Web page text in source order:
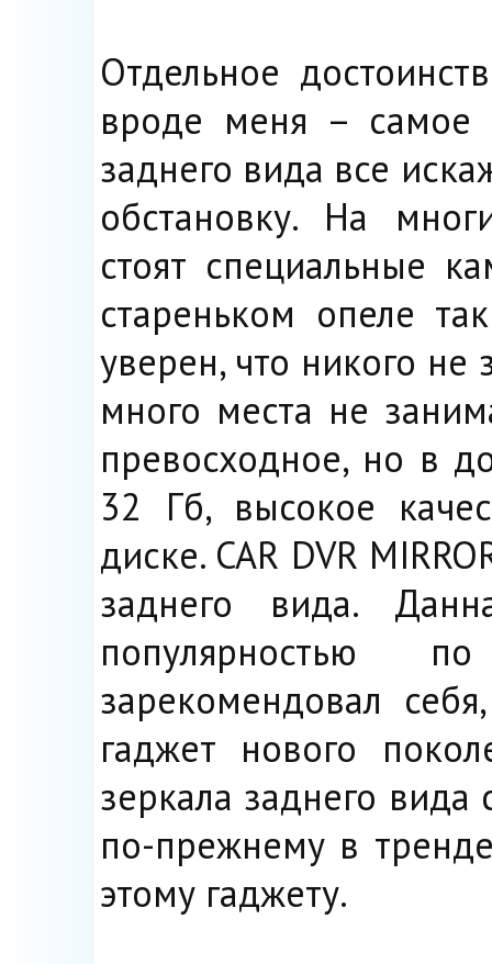
Отдельное
вроде меня – самое
заднего вида все
обстановку. На
стоят специальные
стареньком опеле
уверен, что никого не
много места не
превосходное, но в
32 Гб, высокое
диске. CAR DVR
заднего вида.
популярностью
зарекомендовал
гаджет нового
зеркала заднего
по-прежнему в
этому гаджету.